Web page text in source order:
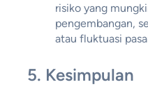
risiko yang
pengembangan,
atau fluktuasi
5. Kesimpulan